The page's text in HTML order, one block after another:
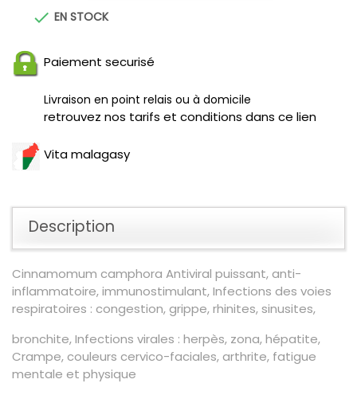
 EN STOCK
Paiement securisé
Livraison en point relais ou à domicile
retrouvez nos tarifs et conditions dans ce lien
Vita malagasy
Description
Cinnamomum camphora Antiviral puissant, anti-
inflammatoire, immunostimulant, Infections des voies
respiratoires : congestion, grippe, rhinites, sinusites,
bronchite, Infections virales : herpès, zona, hépatite,
Crampe, couleurs cervico-faciales, arthrite, fatigue
mentale et physique